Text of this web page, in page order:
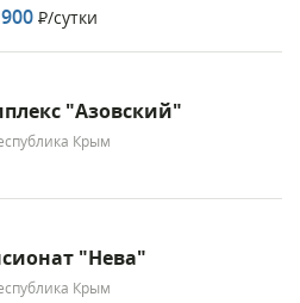
Р/сутки
"Азовский"
Крым
"Нева"
Крым